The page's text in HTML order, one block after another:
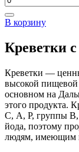
10/20,
2кг
товара
Креветки
северные
Промфлот
70/90,
В корзину
Креветки с
Креветки —
высокой
основном на
этого продукта.
С, А, Р, группы В,
йода, поэтому
людям, имеющим